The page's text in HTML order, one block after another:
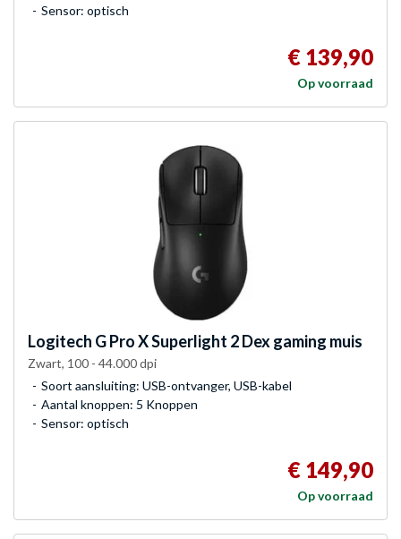
Sensor: optisch
€ 139,90
Op voorraad
Logitech GPro X Superlight 2 Dex gaming muis
Zwart, 100 - 44.000 dpi
Soort aansluiting: USB-ontvanger, USB-kabel
Aantal knoppen: 5 Knoppen
Sensor: optisch
€ 149,90
Op voorraad